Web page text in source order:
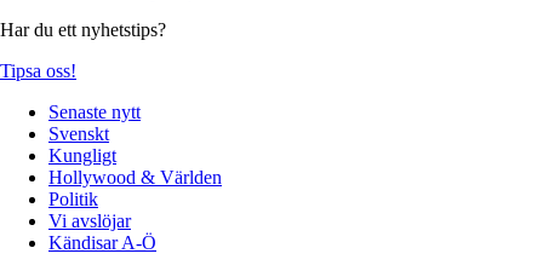
Har du ett nyhetstips?
Tipsa oss!
Senaste nytt
Svenskt
Kungligt
Hollywood & Världen
Politik
Vi avslöjar
Kändisar A-Ö